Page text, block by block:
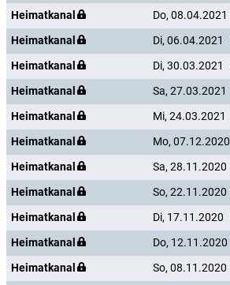
Heimatkanal
Do, 08.04.2021
Heimatkanal
Di, 06.04.2021
Heimatkanal
Di, 30.03.2021
Heimatkanal
Sa, 27.03.2021
Heimatkanal
Mi, 24.03.2021
Heimatkanal
Mo, 07.12.2020
Heimatkanal
Sa, 28.11.2020
Heimatkanal
So, 22.11.2020
Heimatkanal
Di, 17.11.2020
Heimatkanal
Do, 12.11.2020
Heimatkanal
So, 08.11.2020